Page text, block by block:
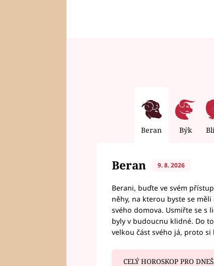
Beran Býk
Beran 9. 8. 2026
Berani, buďte ve svém
něhy, na kterou byste se
svého domova. Usmiřte se s
byly v budoucnu klidné. Do
velkou část svého já, proto si
CELÝ HOROSKOP PRO